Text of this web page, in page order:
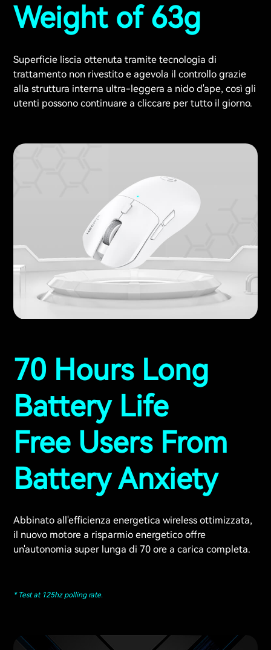
Weight of 63g
Superficie liscia ottenuta tramite tecnologia di
trattamento non rivestito e agevola il controllo grazie
alla struttura interna ultra-leggera a nido d'ape, così gli
utenti possono continuare a cliccare per tutto il giorno.
70 Hours Long
Battery Life
Free Users From
Battery Anxiety
Abbinato all'efficienza energetica wireless ottimizzata,
il nuovo motore a risparmio energetico offre
un'autonomia super lunga di 70 ore a carica completa.
* Test at 125hz polling rate.